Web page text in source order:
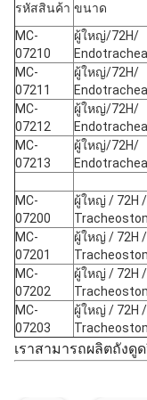
รหัสสินค้า ขนาด
MC-
07210
ผู้ใหญ่/72H/
MC-
07211
ผู้ใหญ่/72H/
MC-
07212
ผู้ใหญ่/72H/
MC-
07213
ผู้ใหญ่/72H/
MC-
07200
ผู้ใหญ่ / 72H /
MC-
07201
ผู้ใหญ่ / 72H /
MC-
07202
ผู้ใหญ่ / 72H /
MC-
07203
ผู้ใหญ่ / 72H /
เราสามารถผลิตถังดู